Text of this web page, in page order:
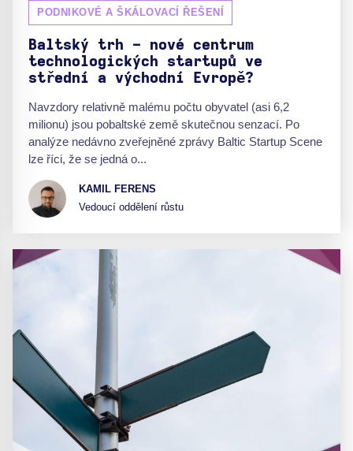
PODNIKOVÉ A ŠKÁLOVACÍ ŘEŠENÍ
Baltský trh - nové centrum
technologických startupů ve
střední a východní Evropě?
Navzdory relativně malému počtu obyvatel (asi 6,2
milionu) jsou pobaltské země skutečnou senzací. Po
analýze nedávno zveřejněné zprávy Baltic Startup Scene
lze říci, že se jedná o...
KAMIL FERENS
Vedoucí oddělení růstu